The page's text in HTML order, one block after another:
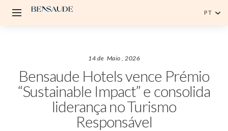
PT
14 de Maio , 2026
Bensaude Hotels vence Prémio
“Sustainable Impact” e consolida
liderança no Turismo
Responsável